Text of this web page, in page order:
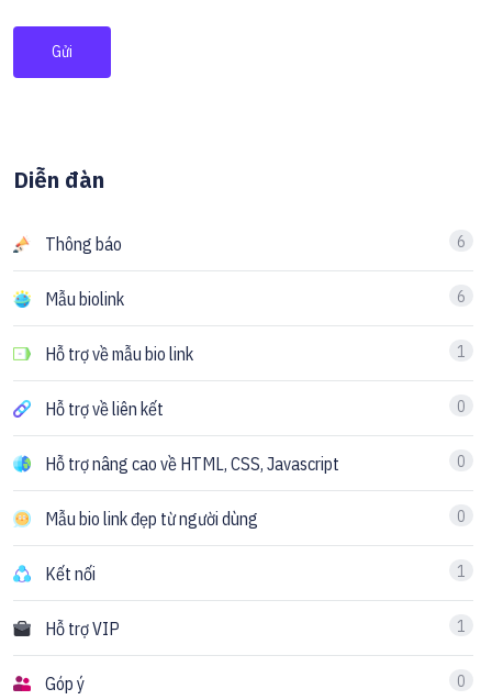
Gửi
Diễn đàn
Thông báo 6
Mẫu biolink 6
Hỗ trợ về mẫu bio link 1
Hỗ trợ về liên kết 0
Hỗ trợ nâng cao về HTML, CSS, Javascript 0
Mẫu bio link đẹp từ người dùng 0
Kết nối 1
Hỗ trợ VIP 1
Góp ý 0